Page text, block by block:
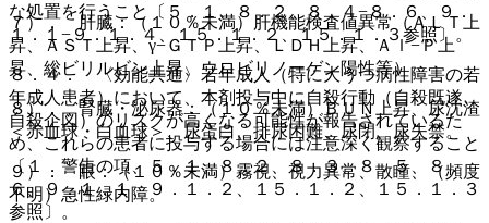
な処置を行うこと〔５．１、８．２、８．４−８．６、９．
１．１−９．１．４、１５．１．２、１５．１．３参照〕。
８．４． 〈効能共通〉若年成人（特に大うつ病性障害の若
年成人患者）において、本剤投与中に自殺行動（自殺既遂、
自殺企図）のリスクが高くなる可能性が報告されているた
め、これらの患者に投与する場合には注意深く観察すること
〔１．警告の項、５．１、８．２、８．３、８．５、８．
６、９．１．１、９．１．２、１５．１．２、１５．１．３
参照〕。
７）． 肝臓：（１０％未満）肝機能検査値異常（ＡＬＴ上
昇、ＡＳＴ上昇、γ−ＧＴＰ上昇、ＬＤＨ上昇、Ａｌ−Ｐ上
昇、総ビリルビン上昇、ウロビリノーゲン陽性等）。
８）． 腎臓・泌尿器：（１０％未満）ＢＵＮ上昇、尿沈渣
＜赤血球・白血球＞、尿蛋白、排尿困難、尿閉、尿失禁。
９）． 眼：（１０％未満）霧視、視力異常、散瞳、（頻度
不明）急性緑内障。